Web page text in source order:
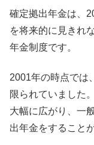
確定拠出年金は、
を将来的に見きれ
年金制度です。
2001年の時点では
限られていました
大幅に広がり、一
出年金をすること